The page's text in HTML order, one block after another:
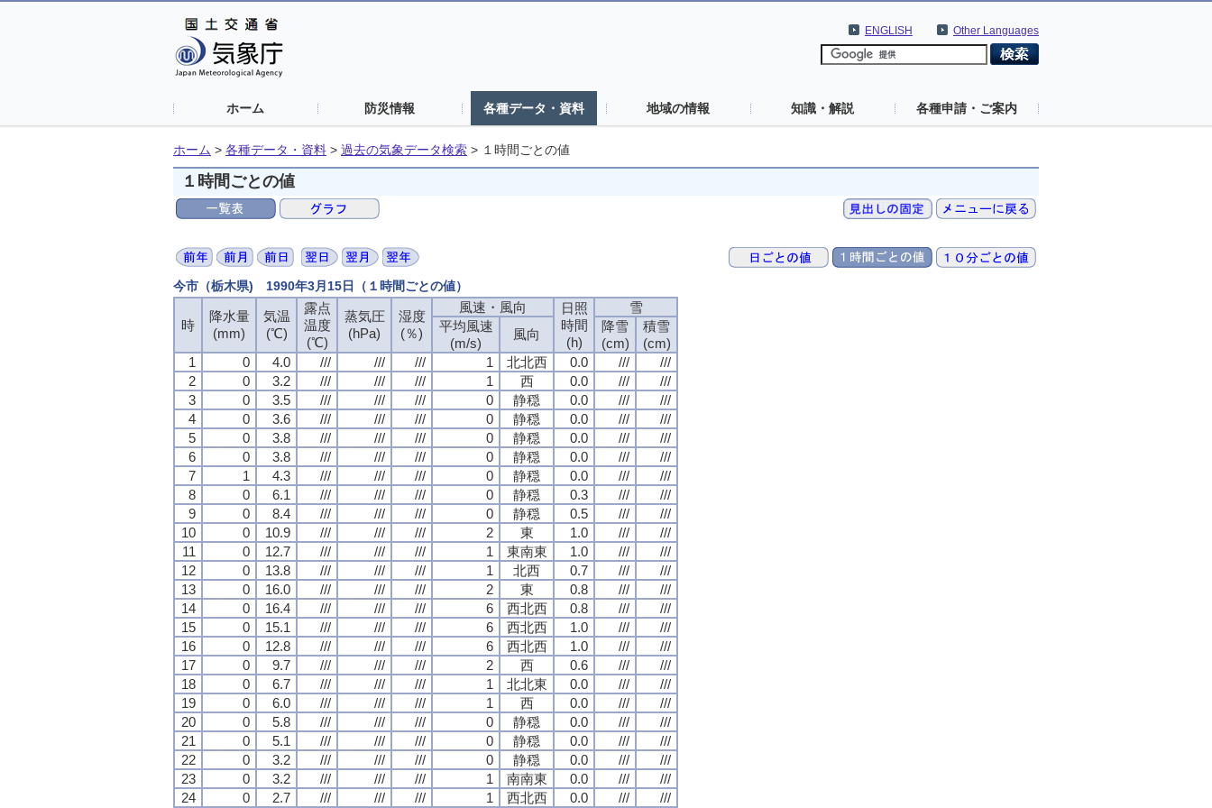
Other Languages
ENGLISH
ホーム 防災情報 各種データ・資料 地域の情報 知識・解説 各種申請・ご案内
ホーム > 各種データ・資料 > 過去の気象データ検索 > １時間ごとの値
１時間ごとの値
今市（栃木県) 1990年3月15日（１時間ごとの値）
時
降水量
(mm)
気温
(℃)
露点
温度
(℃)
蒸気圧
(hPa)
湿度
(％)
風速・風向
日照
時間
(h)
雪
平均風速
(m/s)
風向
降雪
(cm)
積雪
(cm)
1
0 4.0 /// /// /// 1 北北西 0.0 ///
///
2
0 3.2 /// /// /// 1 西 0.0 ///
///
3
0 3.5 /// /// /// 0 静穏 0.0 ///
///
4
0 3.6 /// /// /// 0 静穏 0.0 ///
///
5
0 3.8 /// /// /// 0 静穏 0.0 ///
///
6
0 3.8 /// /// /// 0 静穏 0.0 ///
///
7
1 4.3 /// /// /// 0 静穏 0.0 ///
///
8
0 6.1 /// /// /// 0 静穏 0.3 ///
///
9
0 8.4 /// /// /// 0 静穏 0.5 ///
///
10
0 10.9 /// /// /// 2 東 1.0 ///
///
11
0 12.7 /// /// /// 1 東南東 1.0 ///
///
12
0 13.8 /// /// /// 1 北西 0.7 ///
///
13
0 16.0 /// /// /// 2 東 0.8 ///
///
14
0 16.4 /// /// /// 6 西北西 0.8 ///
///
15
0 15.1 /// /// /// 6 西北西 1.0 ///
///
16
0 12.8 /// /// /// 6 西北西 1.0 ///
///
17
0 9.7 /// /// /// 2 西 0.6 ///
///
18
0 6.7 /// /// /// 1 北北東 0.0 ///
///
19
0 6.0 /// /// /// 1 西 0.0 ///
///
20
0 5.8 /// /// /// 0 静穏 0.0 ///
///
21
0 5.1 /// /// /// 0 静穏 0.0 ///
///
22
0 3.2 /// /// /// 0 静穏 0.0 ///
///
23
0 3.2 /// /// /// 1 南南東 0.0 ///
///
24
0 2.7 /// /// /// 1 西北西 0.0 /// ///